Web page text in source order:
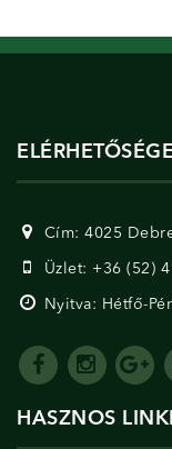
Cím: 4025
Üzlet: +36 (52)
Nyitva: Hétfő-
HASZNOS